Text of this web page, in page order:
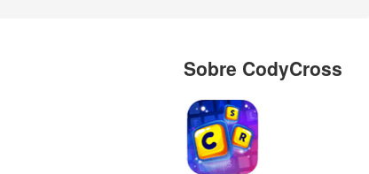
Sobre CodyCross